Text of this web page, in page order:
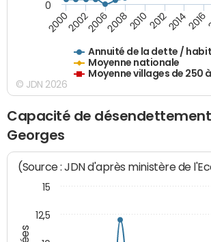
Annuité de la dette /
Moyenne nationale
Moyenne villages de 250
20002002200620082010201220142016
0
© JDN 2026
Capacité de
Georges
(Source : JDN d'après ministère de
12,5
15